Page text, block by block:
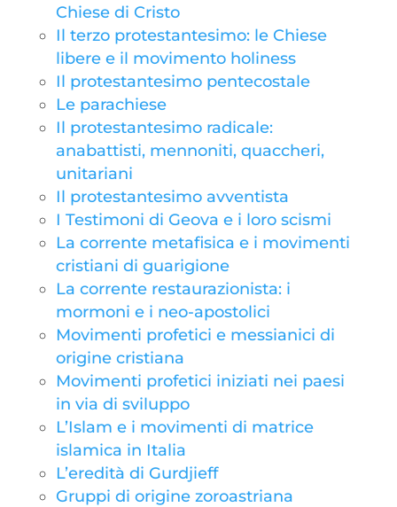
Chiese di Cristo
Il terzo protestantesimo: le Chiese
libere e il movimento holiness
Il protestantesimo pentecostale
Le parachiese
Il protestantesimo radicale:
anabattisti, mennoniti, quaccheri,
unitariani
Il protestantesimo avventista
I Testimoni di Geova e i loro scismi
La corrente metafisica e i movimenti
cristiani di guarigione
La corrente restaurazionista: i
mormoni e i neo-apostolici
Movimenti profetici e messianici di
origine cristiana
Movimenti profetici iniziati nei paesi
in via di sviluppo
L’Islam e i movimenti di matrice
islamica in Italia
L’eredità di Gurdjieff
Gruppi di origine zoroastriana